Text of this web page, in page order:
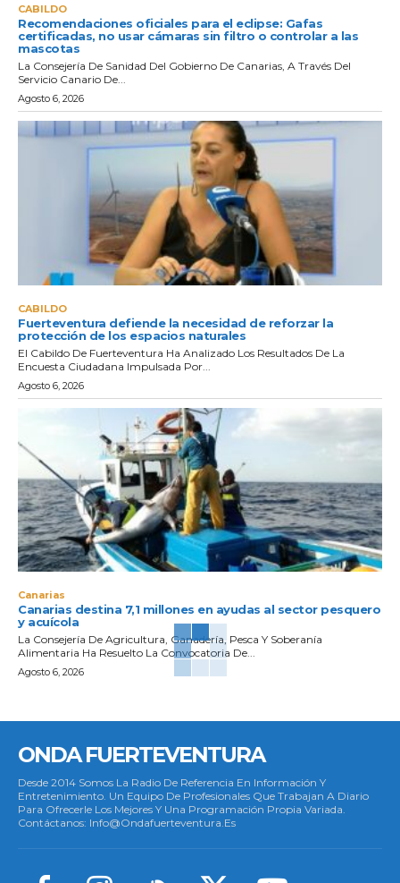
CABILDO
Recomendaciones oficiales para el eclipse: Gafas
certificadas, no usar cámaras sin filtro o controlar a las
mascotas
La Consejería De Sanidad Del Gobierno De Canarias, A Través Del
Servicio Canario De...
Agosto 6, 2026
CABILDO
Fuerteventura defiende la necesidad de reforzar la
protección de los espacios naturales
El Cabildo De Fuerteventura Ha Analizado Los Resultados De La
Encuesta Ciudadana Impulsada Por...
Agosto 6, 2026
Canarias
Canarias destina 7,1 millones en ayudas al sector pesquero
y acuícola
La Consejería De Agricultura, Ganadería, Pesca Y Soberanía
Alimentaria Ha Resuelto La Convocatoria De...
Agosto 6, 2026
ONDA FUERTEVENTURA
Desde 2014 Somos La Radio De Referencia En Información Y
Entretenimiento. Un Equipo De Profesionales Que Trabajan A Diario
Para Ofrecerle Los Mejores Y Una Programación Propia Variada.
Contáctanos: Info@ondafuerteventura.es